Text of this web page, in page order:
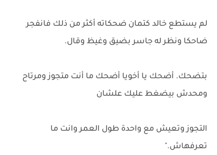
لم يستطع خالد كتمان ضحكاته أكثر من ذلك فانفجر
ضاحكا ونظر له جاسر بضيق وغيظ وقال.
بتضحك. أضحك يا أخويا أضحك ما أنت متجوز ومرتاح
ومحدش بيضغط عليك علشان
التجوز وتعيش مع واحدة طول العمر وانت ما
تعرفهاش."